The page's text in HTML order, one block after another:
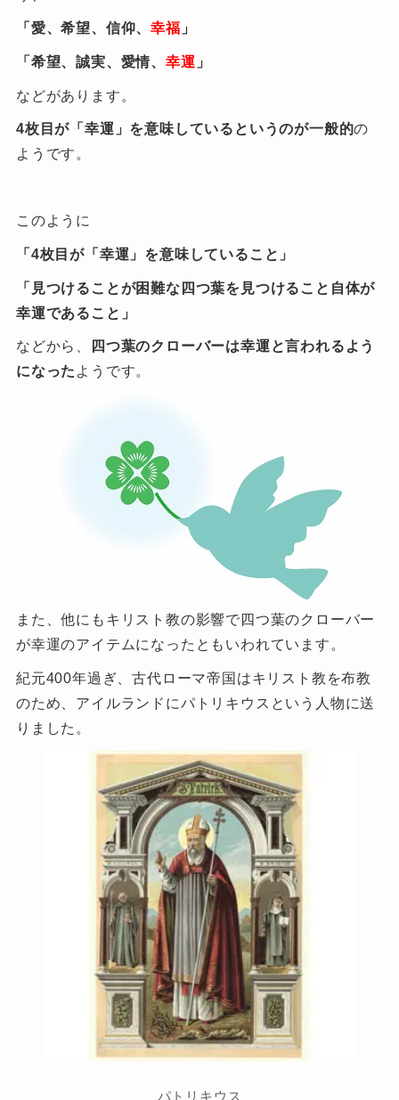
「愛、希望、信仰、幸福 」
「希望、誠実、愛情、 幸運 」
などがあります。
4枚目が「幸運」を意味しているというのが一般的の
ようです。
このように
「4枚目が「幸運」を意味していること」
「見つけることが困難な四つ葉を見つけること自体が
幸運であること」
などから、
四つ葉のクローバーは幸運と言われるよう
になった ようです。
また、他にもキリスト教の影響で四つ葉のクローバー
が幸運のアイテムになったともいわれています。
紀元400年過ぎ、古代ローマ帝国はキリスト教を布教
のため、アイルランドにパトリキウスという人物に送
りました。
パトリキウス